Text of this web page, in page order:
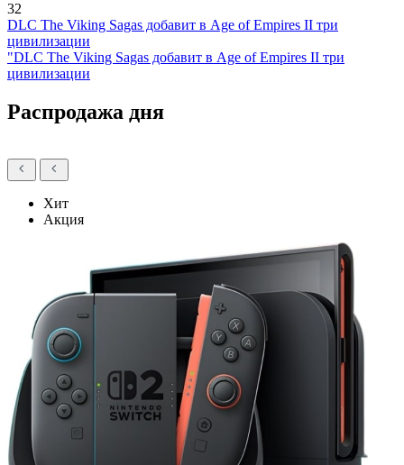
32
DLC The Viking Sagas добавит в Age of Empires II три
цивилизации
"DLC The Viking Sagas добавит в Age of Empires II три
цивилизации
Распродажа дня
Хит
Акция